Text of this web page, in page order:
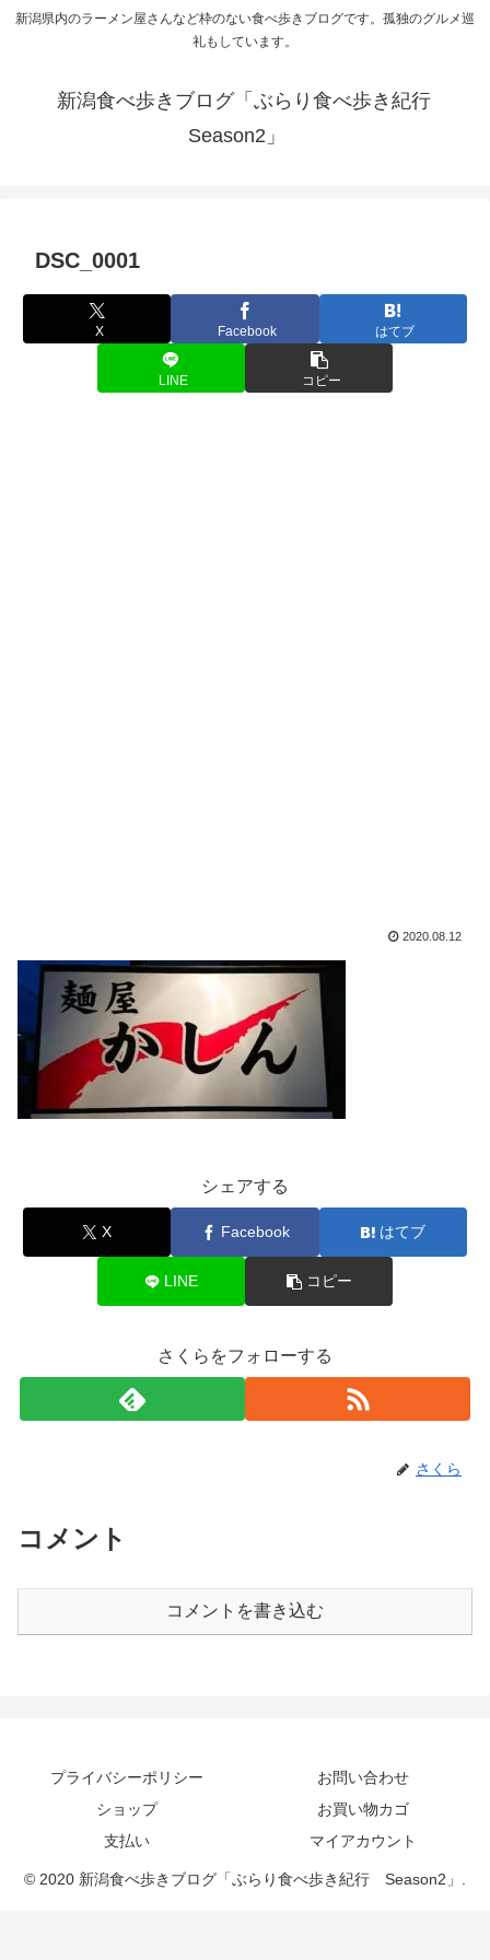
新潟県内のラーメン屋さんなど枠のない食べ歩きブログです。孤独のグルメ巡
礼もしています。
新潟食べ歩きブログ「ぶらり食べ歩き紀行
Season2」
DSC_0001
X Facebook はてブ
LINE コピー
2020.08.12
シェアする
X Facebook はてブ
LINE コピー
さくらをフォローする
さくら
コメント
コメントを書き込む
プライバシーポリシー
お問い合わせ
ショップ
お買い物カゴ
支払い
マイアカウント
© 2020 新潟食べ歩きブログ「ぶらり食べ歩き紀行 Season2」.